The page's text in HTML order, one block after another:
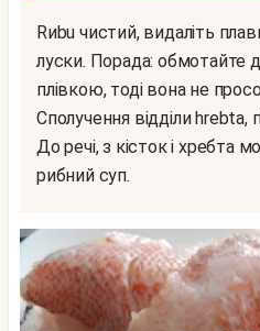
Rиbu чистий, видаліть плавники і очистіть від
луски. Порада: обмотайте
плівкою, тоді вона не
Сполучення відділи hrebta,
До речі, з кісток і хребта
рибний суп.